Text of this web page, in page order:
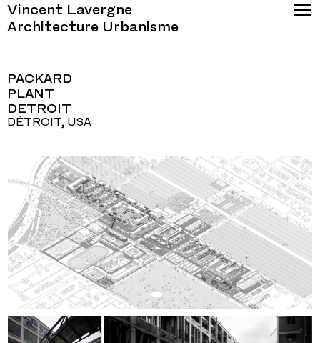
Vincent Lavergne
Architecture Urbanisme
PACKARD
PLANT
DETROIT
DÉTROIT, USA